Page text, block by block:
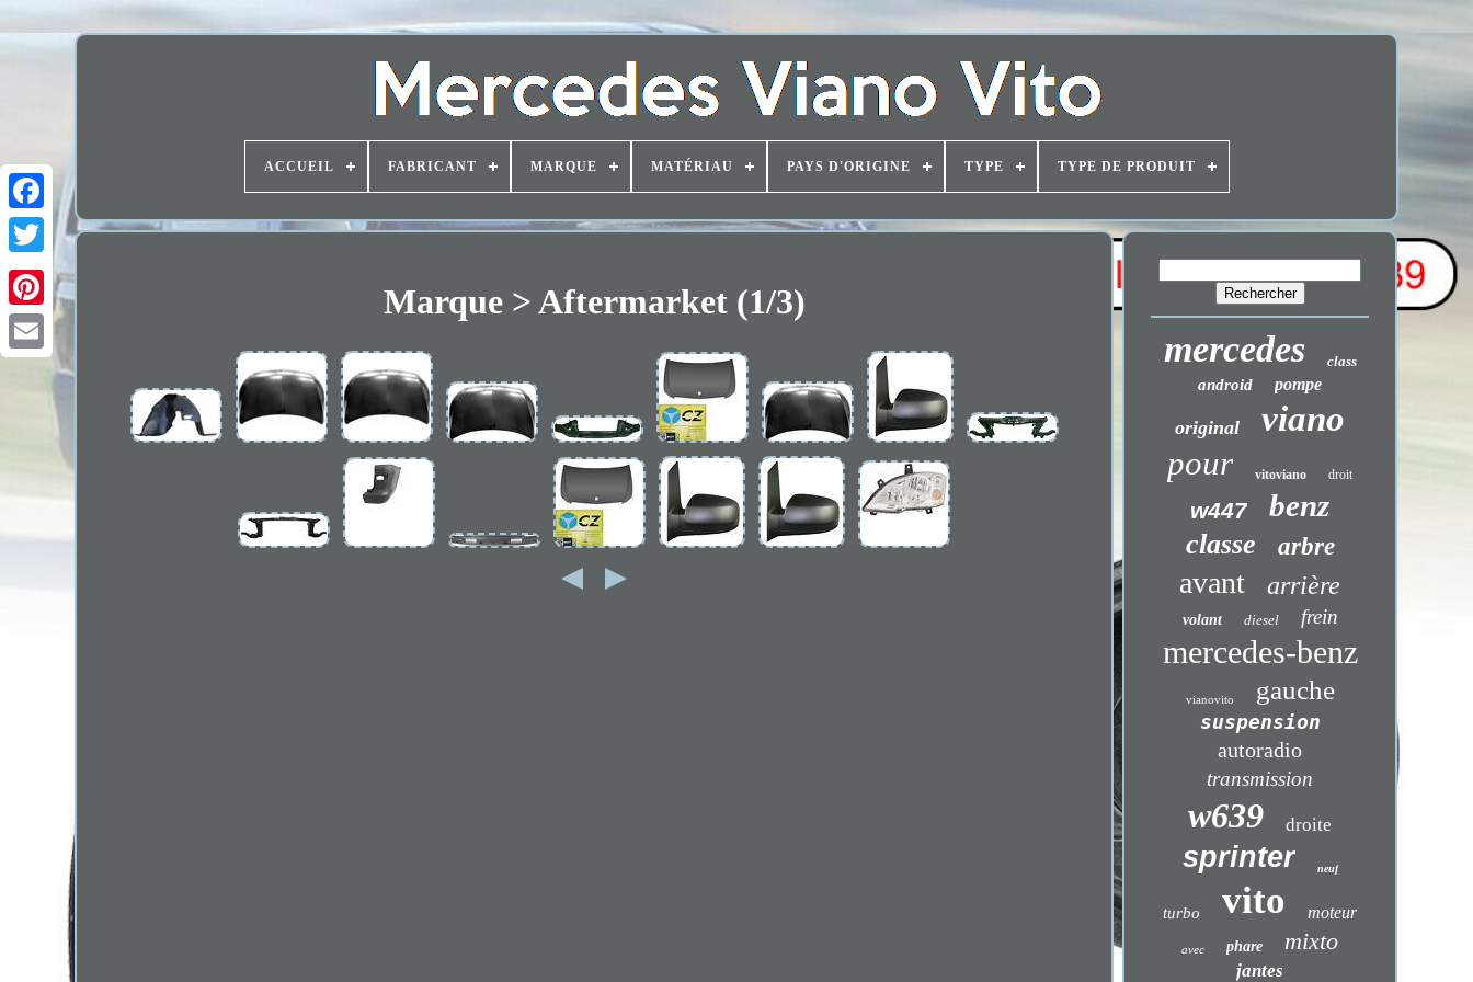
ACCUEIL FABRICANT MARQUE MATÉRIAU PAYS D'ORIGINE TYPE TYPE DE PRODUIT
Marque > Aftermarket (1/3)
mercedes class
android pompe
original viano
pour vitoviano droit
w447 benz
classe arbre
avant arrière
volant diesel frein
mercedes-benz
vianovito gauche
suspension
autoradio
transmission
w639 droite
sprinter neuf
turbo vito moteur
avec phare mixto
jantes